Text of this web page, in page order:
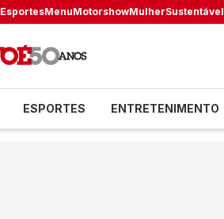
EsportesMenuMotorshowMulherSustentável
ESPORTES ENTRETENIMENTO